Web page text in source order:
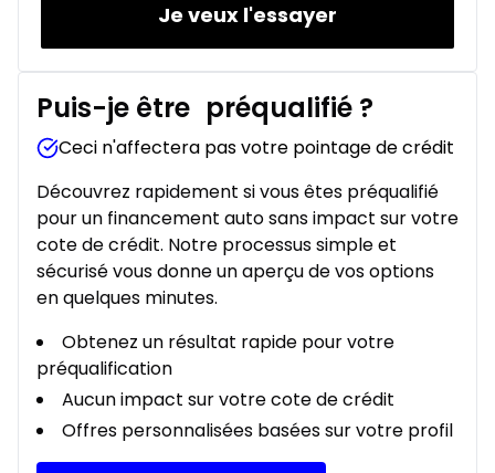
Je veux l'essayer
Puis-je être préqualifié ?
Ceci n'affectera pas votre pointage de crédit
Découvrez rapidement si vous êtes préqualifié
pour un financement auto sans impact sur votre
cote de crédit. Notre processus simple et
sécurisé vous donne un aperçu de vos options
en quelques minutes.
Obtenez un résultat rapide pour votre
préqualification
Aucun impact sur votre cote de crédit
Offres personnalisées basées sur votre profil